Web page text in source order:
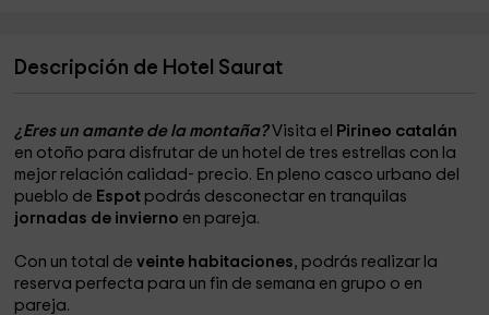
Descripción de Hotel Saurat
¿Eres un amante de la montaña?Visita el
Pirineo catalán
en otoño para disfrutar de un hotel de tres estrellas con la
mejor relación calidad- precio. En pleno casco urbano del
pueblo de Espot podrás desconectar en tranquilas
jornadas de invierno en pareja.
Con un total de veinte habitaciones, podrás realizar la
reserva perfecta para un fin de semana en grupo o en
pareja.